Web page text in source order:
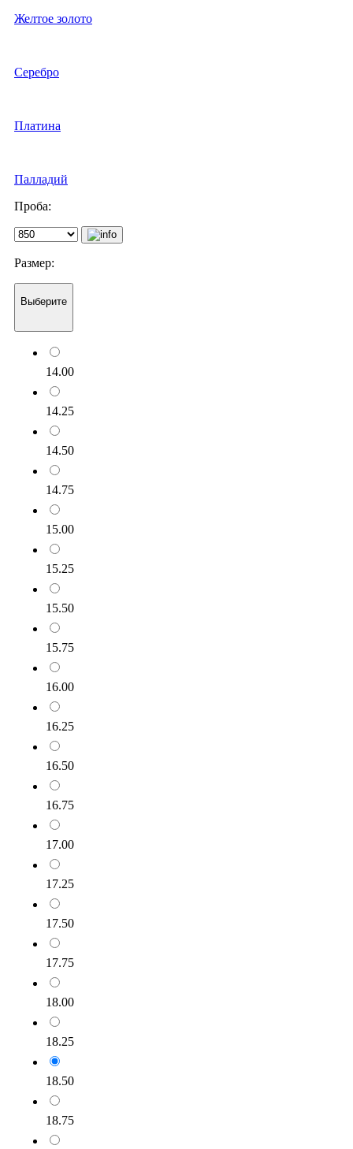
Желтое золото
Серебро
Платина
Палладий
Проба:
Размер:
Выберите
14.00
14.25
14.50
14.75
15.00
15.25
15.50
15.75
16.00
16.25
16.50
16.75
17.00
17.25
17.50
17.75
18.00
18.25
18.50
18.75